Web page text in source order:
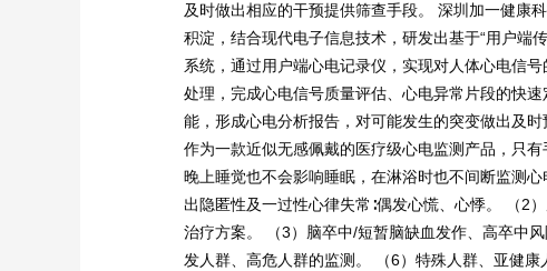
及时做出相应的干预提供筛查手段。 深圳加一健康
积淀，结合现代电子信息技术，研发出基于“用户端
系统，通过用户端心电记录仪，实现对人体心电信
处理，完成心电信号质量评估、心电异常片段的快
能，形成心电分析报告，对可能发生的突变做出及
作为一款近似无感佩戴的医疗级心电监测产品，只
晚上睡觉也不会影响睡眠，在淋浴时也不间断监测
出隐匿性及一过性心律失常∶偶发心慌、心悸。 （2
治疗方案。 （3）脑卒中/短暂脑缺血发作、高卒中
发人群、高危人群的监测。 （6）特殊人群、亚健